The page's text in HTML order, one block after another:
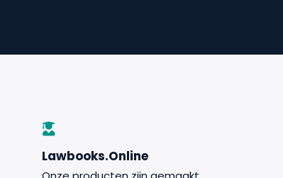
Lawbooks.Online